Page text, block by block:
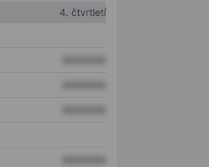
4. čtvrtletí